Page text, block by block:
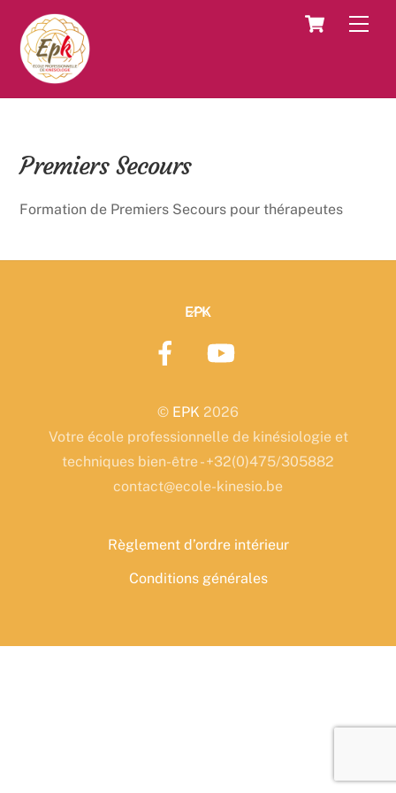
content
Cart
Premiers Secours
Formation de Premiers Secours pour thérapeutes
Back
Top
EPK
© EPK 2026
Votre école professionnelle de kinésiologie et
techniques bien-être - +32(0)475/305882
contact@ecole-kinesio.be
Règlement d’ordre intérieur
Conditions générales